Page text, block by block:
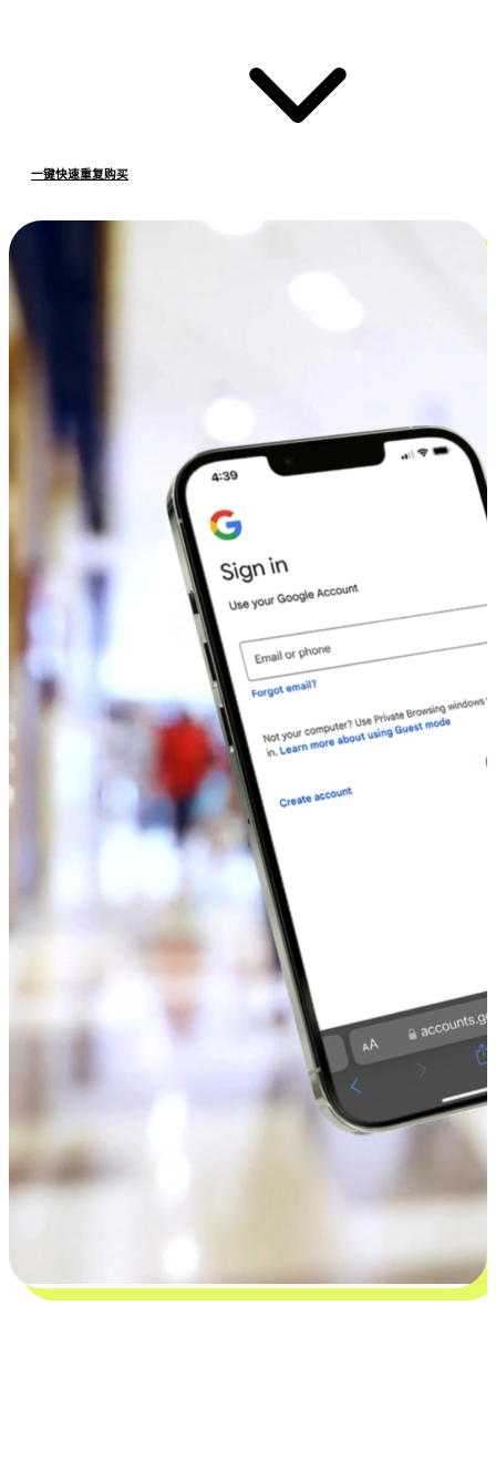
一键快速重复购买